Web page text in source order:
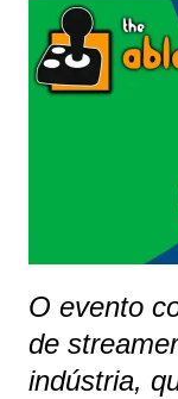
O evento
de
indústria,